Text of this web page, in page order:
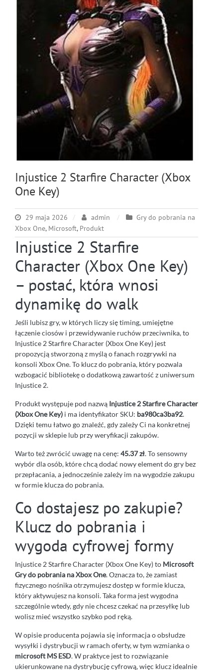
Injustice 2 Starfire Character (Xbox
One Key)
29 maja 2026 admin
Gry do pobrania na
Xbox One, Microsoft, Produkt
Injustice 2 Starfire
Character (Xbox One Key)
– postać, która wnosi
dynamikę do walk
Jeśli lubisz gry, w których liczy się timing, umiejętne
łączenie ciosów i przewidywanie ruchów przeciwnika, to
Injustice 2 Starfire Character (Xbox One Key) jest
propozycją stworzoną z myślą o fanach rozgrywki na
konsoli Xbox One. To klucz do pobrania, który pozwala
wzbogacić bibliotekę o dodatkową zawartość z uniwersum
Injustice 2.
Produkt występuje pod nazwą Injustice 2 Starfire Character
(Xbox One Key) i ma identyfikator SKU: ba980ca3ba92.
Dzięki temu łatwo go znaleźć, gdy zależy Ci na konkretnej
pozycji w sklepie lub przy weryfikacji zakupów.
Warto też zwrócić uwagę na cenę: 45.37 zł. To sensowny
wybór dla osób, które chcą dodać nowy element do gry bez
przepłacania, a jednocześnie zależy im na wygodzie zakupu
w formie klucza do pobrania.
Co dostajesz po zakupie?
Klucz do pobrania i
wygoda cyfrowej formy
Injustice 2 Starfire Character (Xbox One Key) to Microsoft
Gry do pobrania na Xbox One. Oznacza to, że zamiast
fizycznego nośnika otrzymujesz dostęp w formie klucza,
który aktywujesz na konsoli. Taka forma jest wygodna
szczególnie wtedy, gdy nie chcesz czekać na przesyłkę lub
wolisz mieć wszystko szybko pod ręką.
W opisie producenta pojawia się informacja o obsłudze
wysyłki i dystrybucji w ramach oferty, w tym wzmianka o
microsoft MS ESD. W praktyce jest to rozwiązanie
ukierunkowane na dystrybucję cyfrową, więc klucz idealnie